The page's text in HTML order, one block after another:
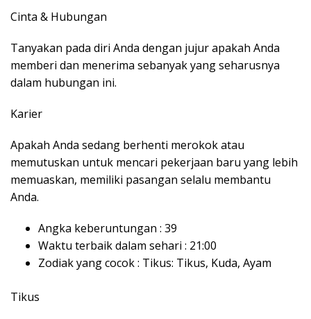
Cinta & Hubungan
Tanyakan pada diri Anda dengan jujur apakah Anda
memberi dan menerima sebanyak yang seharusnya
dalam hubungan ini.
Karier
Apakah Anda sedang berhenti merokok atau
memutuskan untuk mencari pekerjaan baru yang lebih
memuaskan, memiliki pasangan selalu membantu
Anda.
Angka keberuntungan : 39
Waktu terbaik dalam sehari : 21:00
Zodiak yang cocok : Tikus: Tikus, Kuda, Ayam
Tikus